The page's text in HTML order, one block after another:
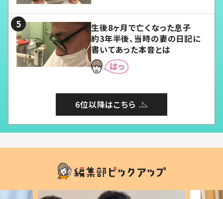
生後8ヶ月で亡くなった息子
約3年半後、当時の妻の日記に
書いてあった本音とは
6位以降はこちら